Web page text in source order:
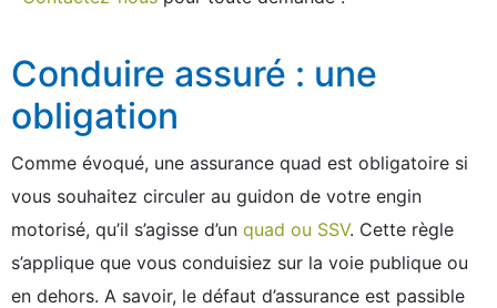
Conduire assuré : une
obligation
Comme évoqué, une assurance quad est obligatoire si
vous souhaitez circuler au guidon de votre engin
motorisé, qu’il s’agisse d’un quad ou SSV. Cette règle
s’applique que vous conduisiez sur la voie publique ou
en dehors. A savoir, le défaut d’assurance est passible